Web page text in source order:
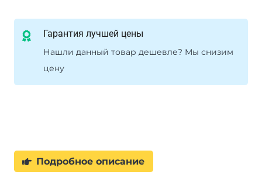
Гарантия лучшей цены
Нашли данный товар дешевле? Мы снизим
цену
Подробное описание